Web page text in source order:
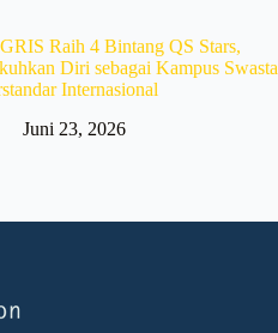
Raih 4 Bintang QS Stars,
Diri sebagai Kampus Swasta
Internasional
Juni 23, 2026